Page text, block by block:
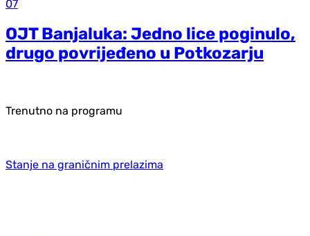
07
OJT Banjaluka: Jedno lice poginulo,
drugo povrijeđeno u Potkozarju
Trenutno na programu
Stanje na graničnim prelazima